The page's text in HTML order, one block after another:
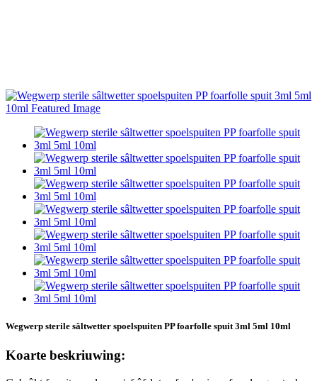
Wegwerp sterile sâltwetter spoelspuiten PP foarfolle spuit 3ml 5ml 10ml
Koarte beskriuwing: